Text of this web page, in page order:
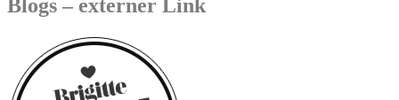
Blogs – externer Link